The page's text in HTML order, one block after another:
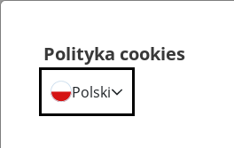
Polityka cookies
Polski